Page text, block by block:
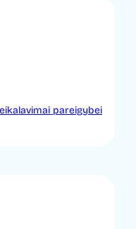
pareigybei